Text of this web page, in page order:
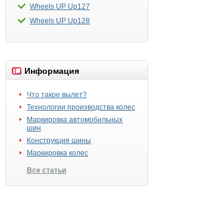
Wheels UP Up127
Wheels UP Up128
Информация
Что такое вылет?
Технологии производства колес
Маркировка автомобильных
шин
Конструкция шины
Маркировка колес
Все статьи